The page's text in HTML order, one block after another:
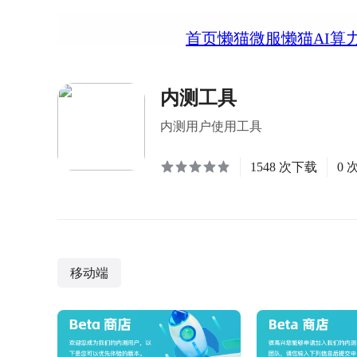
首页懒猫微服懒猫AI算
内测工具
内测用户使用工具
1548 次下载 0
移动端